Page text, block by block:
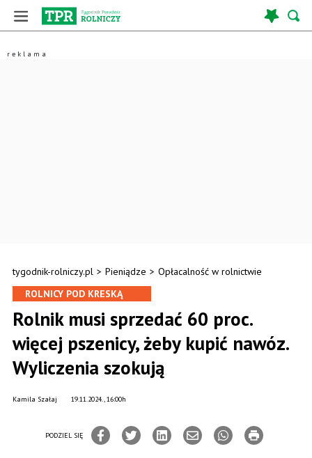
tygodnik-rolniczy.pl > Pieniądze > Opłacalność w rolnictwie
ROLNICY POD KRESKĄ
Rolnik musi sprzedać 60 proc.
więcej pszenicy, żeby kupić nawóz.
Wyliczenia szokują
19.11.2024., 16:00h
Kamila Szałaj
PODZIEL SIĘ